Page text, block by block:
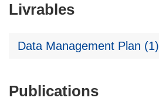
Livrables
Data Management Plan (1)
Publications